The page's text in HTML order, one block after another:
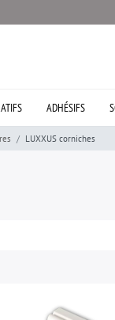
ADHÉSIFS
LUXXUS corniches